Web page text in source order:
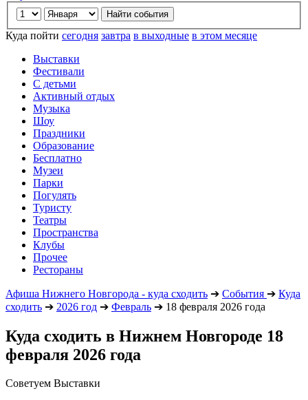
Куда пойти сегодня завтра в выходные в этом месяце
Выставки
Фестивали
С детьми
Активный отдых
Музыка
Шоу
Праздники
Образование
Бесплатно
Музеи
Парки
Погулять
Туристу
Театры
Пространства
Клубы
Прочее
Рестораны
Афиша Нижнего Новгорода - куда сходить ➔ События ➔ Куда
сходить ➔ 2026 год ➔ Февраль ➔ 18 февраля 2026 года
Куда сходить в Нижнем Новгороде 18
февраля 2026 года
Советуем Выставки